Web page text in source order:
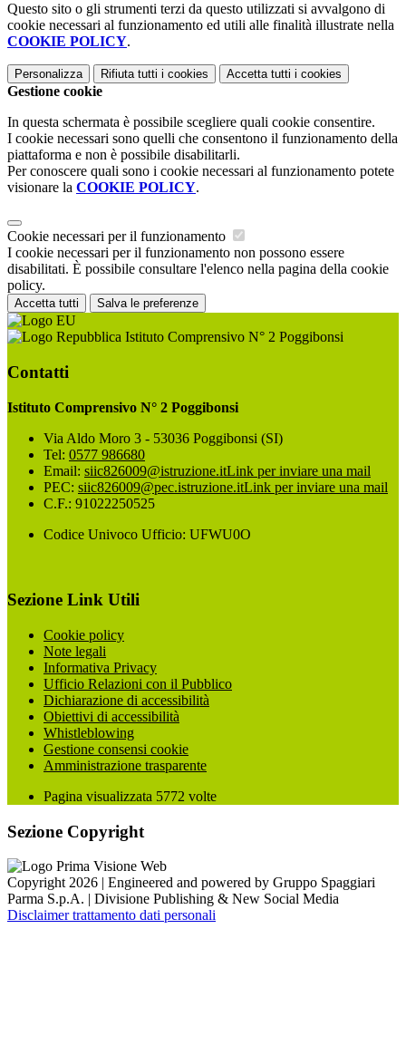
Questo sito o gli strumenti terzi da questo utilizzati si avvalgono di
cookie necessari al funzionamento ed utili alle finalità illustrate nella
COOKIE POLICY.
Personalizza Rifiuta tutti i cookies Accetta tutti i cookies
Gestione cookie
In questa schermata è possibile scegliere quali cookie consentire.
I cookie necessari sono quelli che consentono il funzionamento della
piattaforma e non è possibile disabilitarli.
Per conoscere quali sono i cookie necessari al funzionamento potete
visionare la COOKIE POLICY.
Cookie necessari per il funzionamento
I cookie necessari per il funzionamento non possono essere
disabilitati. È possibile consultare l'elenco nella pagina della cookie
policy.
Accetta tutti Salva le preferenze
Istituto Comprensivo N° 2 Poggibonsi
Contatti
Istituto Comprensivo N° 2 Poggibonsi
Via Aldo Moro 3 - 53036 Poggibonsi (SI)
Tel: 0577 986680
Email: siic826009@istruzione.itLink per inviare una mail
PEC: siic826009@pec.istruzione.itLink per inviare una mail
C.F.: 91022250525
Codice Univoco Ufficio: UFWU0O
Sezione Link Utili
Cookie policy
Note legali
Informativa Privacy
Ufficio Relazioni con il Pubblico
Dichiarazione di accessibilità
Obiettivi di accessibilità
Whistleblowing
Gestione consensi cookie
Amministrazione trasparente
Pagina visualizzata 5772 volte
Sezione Copyright
Copyright 2026 | Engineered and powered by Gruppo Spaggiari
Parma S.p.A. | Divisione Publishing & New Social Media
Disclaimer trattamento dati personali